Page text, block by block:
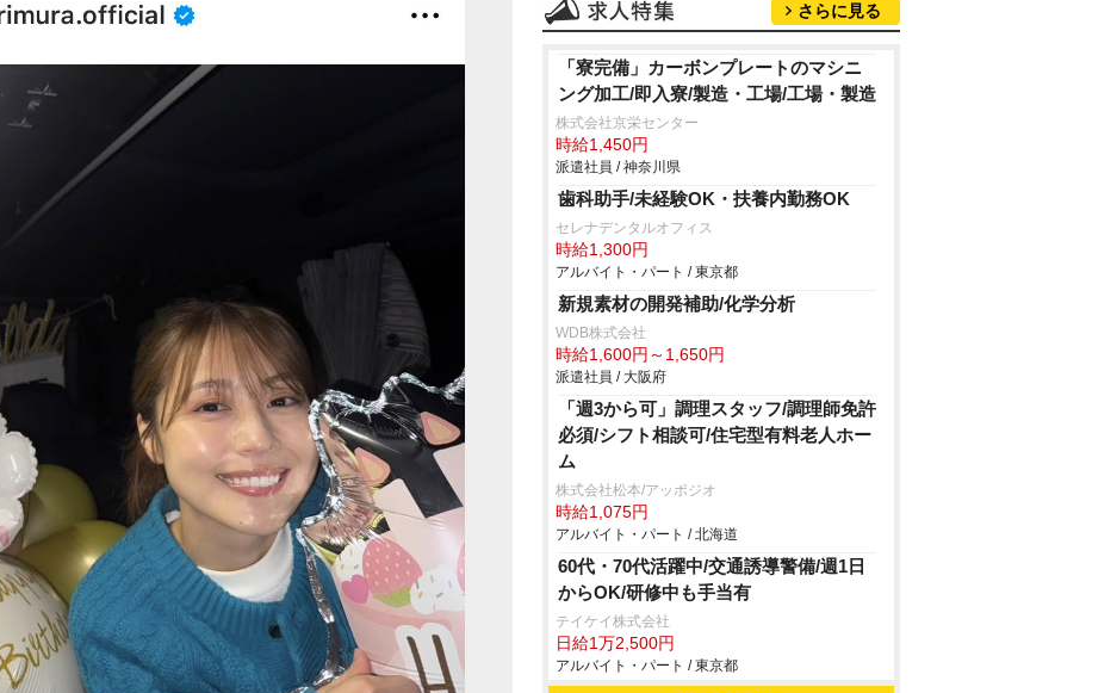
さらに見る
「寮完備」カーボンプレートのマシニ
ング加工/即入寮/製造・工場/工場・製造
株式会社京栄センター
時給1,450円
派遣社員 / 神奈川県
歯科助手/未経験OK・扶養内勤務OK
セレナデンタルオフィス
時給1,300円
アルバイト・パート / 東京都
新規素材の開発補助/化学分析
WDB株式会社
時給1,600円～1,650円
派遣社員 / 大阪府
「週3から可」調理スタッフ/調理師免許
必須/シフト相談可/住宅型有料老人ホー
ム
株式会社松本/アッポジオ
時給1,075円
アルバイト・パート / 北海道
60代・70代活躍中/交通誘導警備/週1日
からOK/研修中も手当有
テイケイ株式会社
日給1万2,500円
アルバイト・パート / 東京都